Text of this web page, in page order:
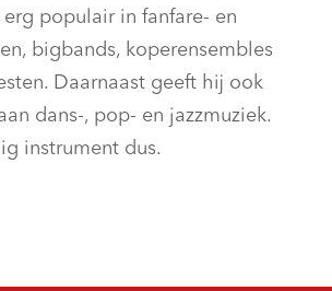
populair in fanfare- en
bigbands, koperensembles
Daarnaast geeft hij ook
dans-, pop- en jazzmuziek.
instrument dus.